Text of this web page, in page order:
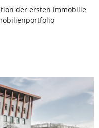
der ersten Immobilie